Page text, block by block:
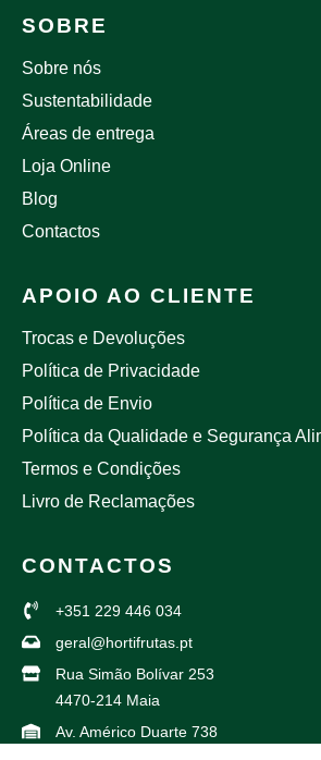
SOBRE
Sobre nós
Sustentabilidade
Áreas de entrega
Loja Online
Blog
Contactos
APOIO AO CLIENTE
Trocas e Devoluções
Política de Privacidade
Política de Envio
Política da Qualidade e Segurança
Termos e Condições
Livro de Reclamações
CONTACTOS
+351 229 446 034
geral@hortifrutas.pt
Rua Simão Bolívar 253
4470-214 Maia
Av. Américo Duarte 738